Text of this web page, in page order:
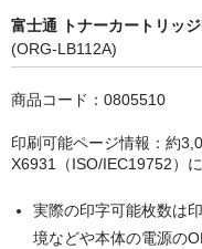
インクカートリッジ
エプソン EPSON
富士通 トナーカートリッ
(ORG-LB112A)
商品コード：0805510
印刷可能ページ情報：約
X6931（ISO/IEC19752）
実際の印字可能枚数は
境などや本体の電源の